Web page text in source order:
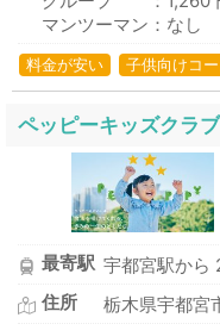
マンツーマン：なし
料金が安い 子供向けコ
ペッピーキッズクラ
最寄駅 宇都宮駅から
住所
栃木県宇都宮